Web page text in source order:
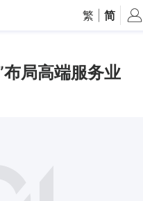
繁 简
局高端服务业